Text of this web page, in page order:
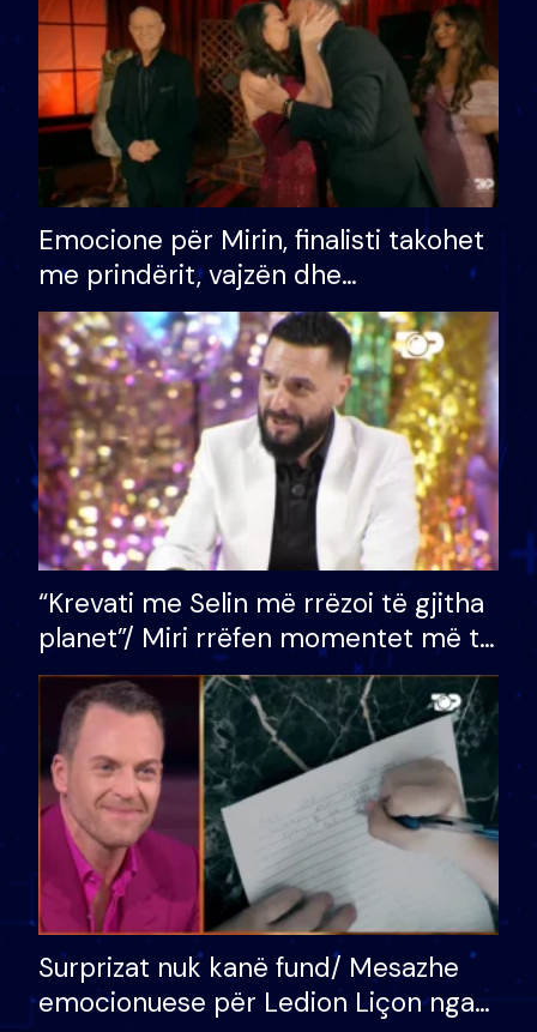
Emocione për Mirin, finalisti takohet
me prindërit, vajzën dhe
bashkëshorten: S’kemi ndonjë letër
divorci apo jo?
“Krevati me Selin më rrëzoi të gjitha
planet”/ Miri rrëfen momentet më të
bukura në shtëpinë e BB VIP: Do më
mungojë zilja e mëngjesit kur…
Surprizat nuk kanë fund/ Mesazhe
emocionuese për Ledion Liçon nga